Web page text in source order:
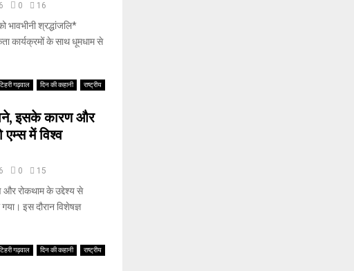
0 16
श्रद्धांजलि*
कार्यक्रमों के साथ धूमधाम से
गढ़वाल दिन की कहानी
राष्ट्रीय
इसके कारण और
में विश्व
0 15
रोकथाम के उद्देश्य से
इस दौरान विशेषज्ञ
गढ़वाल दिन की कहानी
राष्ट्रीय